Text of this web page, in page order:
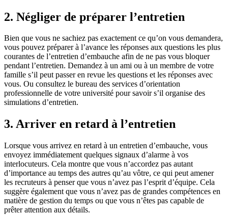
2. Négliger de préparer l’entretien
Bien que vous ne sachiez pas exactement ce qu’on vous demandera,
vous pouvez préparer à l’avance les réponses aux questions les plus
courantes de l’entretien d’embauche afin de ne pas vous bloquer
pendant l’entretien. Demandez à un ami ou à un membre de votre
famille s’il peut passer en revue les questions et les réponses avec
vous. Ou consultez le bureau des services d’orientation
professionnelle de votre université pour savoir s’il organise des
simulations d’entretien.
3. Arriver en retard à l’entretien
Lorsque vous arrivez en retard à un entretien d’embauche, vous
envoyez immédiatement quelques signaux d’alarme à vos
interlocuteurs. Cela montre que vous n’accordez pas autant
d’importance au temps des autres qu’au vôtre, ce qui peut amener
les recruteurs à penser que vous n’avez pas l’esprit d’équipe. Cela
suggère également que vous n’avez pas de grandes compétences en
matière de gestion du temps ou que vous n’êtes pas capable de
prêter attention aux détails.